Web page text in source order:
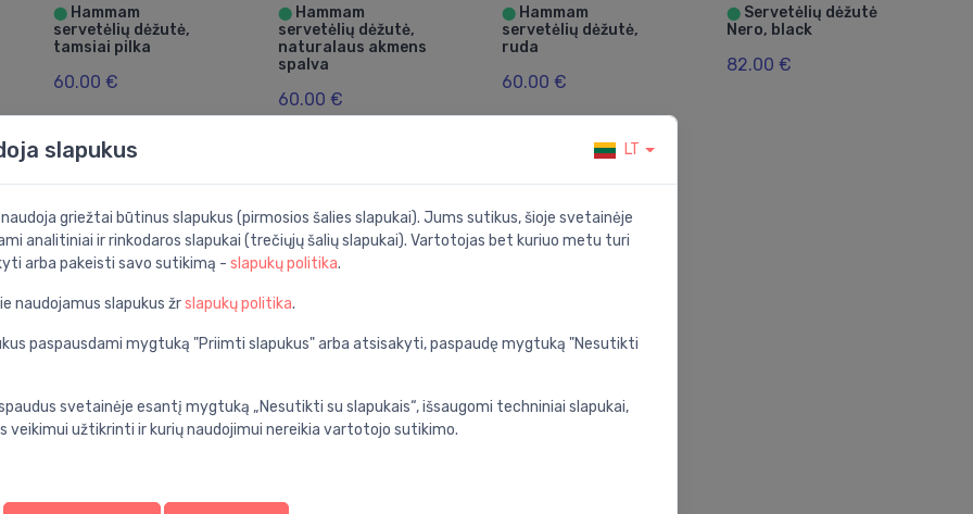
⬤ Hammam
servetėlių dėžutė,
tamsiai pilka
60.00 €
⬤Hammam
servetėlių dėžutė,
naturalaus akmens
spalva
60.00 €
⬤ Hammam
servetėlių dėžutė,
ruda
60.00 €
⬤Servetėlių dėžutė
Nero, black
82.00 €
Servetėlių dėklai
132.00 €
Servetėlių dėklai
54.99 €
slapukus LT
griežtai būtinus slapukus (pirmosios šalies slapukai). Jums sutikus, šioje svetainėje
analitiniai ir rinkodaros slapukai (trečiųjų šalių slapukai). Vartotojas bet kuriuo metu turi
arba pakeisti savo sutikimą - slapukų politika.
naudojamus slapukus žrslapukų politika.
paspausdami mygtuką "Priimti slapukus" arba atsisakyti, paspaudę mygtuką "Nesutikti
svetainėje esantį mygtuką „Nesutikti su slapukais“, išsaugomi techniniai slapukai,
veikimui užtikrinti ir kurių naudojimui nereikia vartotojo sutikimo.